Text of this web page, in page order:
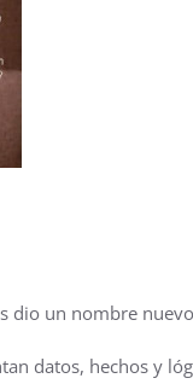
dio un nombre
datos, hechos y